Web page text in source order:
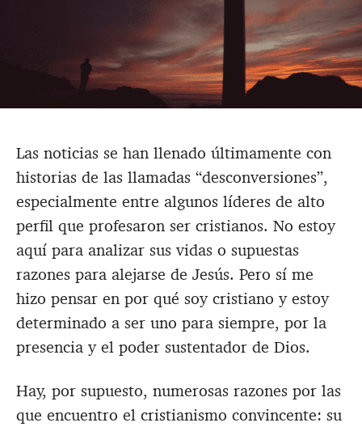
Las noticias se han llenado últimamente con
historias de las llamadas “desconversiones”,
especialmente entre algunos líderes de alto
perfil que profesaron ser cristianos. No estoy
aquí para analizar sus vidas o supuestas
razones para alejarse de Jesús. Pero sí me
hizo pensar en por qué soy cristiano y estoy
determinado a ser uno para siempre, por la
presencia y el poder sustentador de Dios.
Hay, por supuesto, numerosas razones por las
que encuentro el cristianismo convincente: su